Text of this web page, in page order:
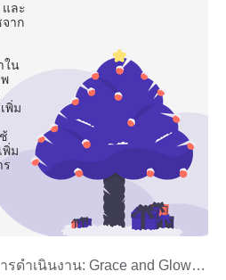
และ
าก
ใน
พิ่ม
พิ่ม
ดำเนินงาน: Grace and Glow